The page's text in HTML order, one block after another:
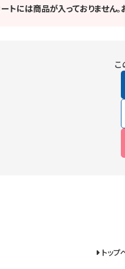
ートには商品が入っておりません
こ
トッ